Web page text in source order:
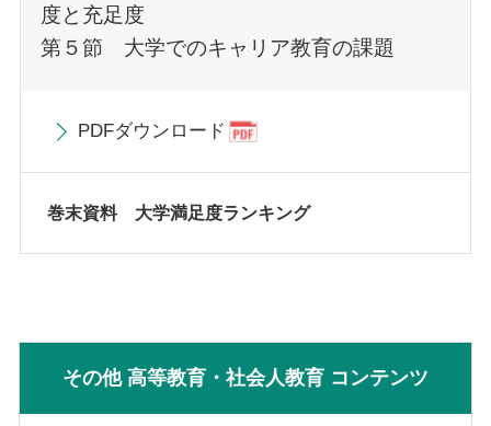
度と充足度
第５節 大学でのキャリア教育の課題
PDFダウンロード
巻末資料 大学満足度ランキング
その他 高等教育・社会人教育 コンテンツ